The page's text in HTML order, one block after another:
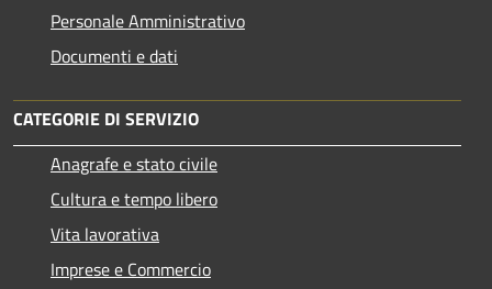
Personale Amministrativo
Documenti e dati
CATEGORIE DI SERVIZIO
Anagrafe e stato civile
Cultura e tempo libero
Vita lavorativa
Imprese e Commercio